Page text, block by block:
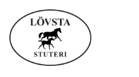
innehåll